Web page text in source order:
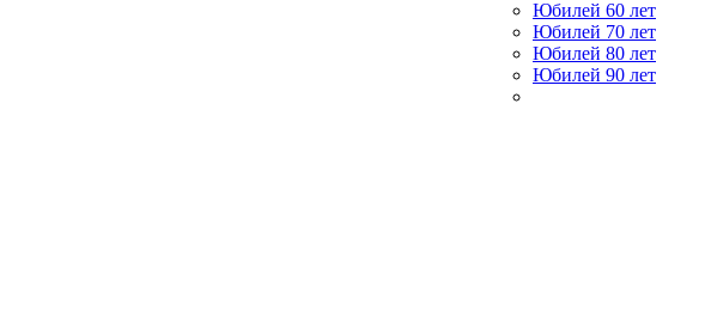
Юбилей 60 лет
Юбилей 70 лет
Юбилей 80 лет
Юбилей 90 лет